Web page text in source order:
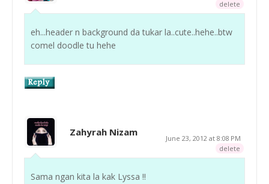
delete
eh...header n background da tukar la..cute..hehe..btw
comel doodle tu hehe
Zahyrah Nizam
June 23, 2012 at 8:08 PM
delete
Sama ngan kita la kak Lyssa !!